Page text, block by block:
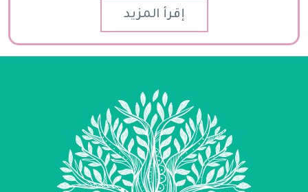
إقرأ المزيد